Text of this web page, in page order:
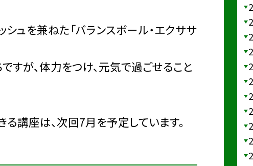
ュを兼ねた「バランスボール・エクササ
すが、体力をつけ、元気で過ごせること
講座は、次回7月を予定しています。